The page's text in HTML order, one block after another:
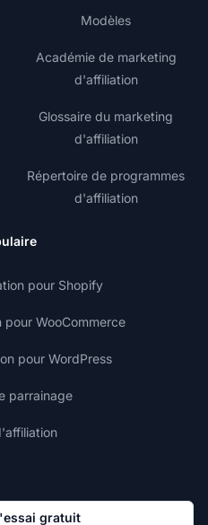
Modèles
Académie de marketing
d'affiliation
Glossaire du marketing
d'affiliation
Répertoire de programmes
d'affiliation
pour Shopify
WooCommerce
pour WordPress
parrainage
gratuit